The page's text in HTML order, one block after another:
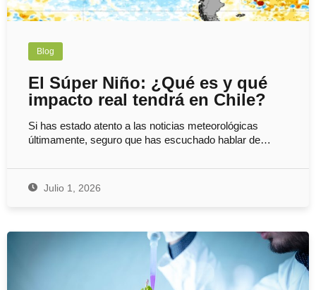
Blog
El Súper Niño: ¿Qué es y qué
impacto real tendrá en Chile?
Si has estado atento a las noticias meteorológicas
últimamente, seguro que has escuchado hablar de…
Julio 1, 2026